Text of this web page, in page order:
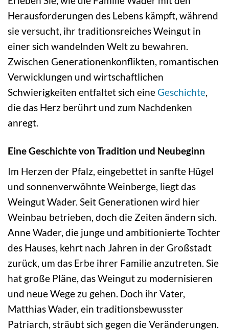
Herausforderungen des Lebens kämpft, während
sie versucht, ihr traditionsreiches Weingut in
einer sich wandelnden Welt zu bewahren.
Zwischen Generationenkonflikten, romantischen
Verwicklungen und wirtschaftlichen
Schwierigkeiten entfaltet sich eineGeschichte,
die das Herz berührt und zum Nachdenken
anregt.
Eine Geschichte von Tradition und Neubeginn
Im Herzen der Pfalz, eingebettet in sanfte Hügel
und sonnenverwöhnte Weinberge, liegt das
Weingut Wader. Seit Generationen wird hier
Weinbau betrieben, doch die Zeiten ändern sich.
Anne Wader, die junge und ambitionierte Tochter
des Hauses, kehrt nach Jahren in der Großstadt
zurück, um das Erbe ihrer Familie anzutreten. Sie
hat große Pläne, das Weingut zu modernisieren
und neue Wege zu gehen. Doch ihr Vater,
Matthias Wader, ein traditionsbewusster
Patriarch, sträubt sich gegen die Veränderungen.